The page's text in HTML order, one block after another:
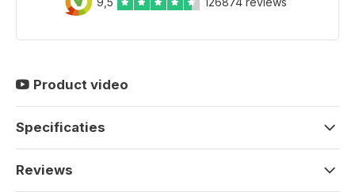
Product video
Specificaties
Reviews